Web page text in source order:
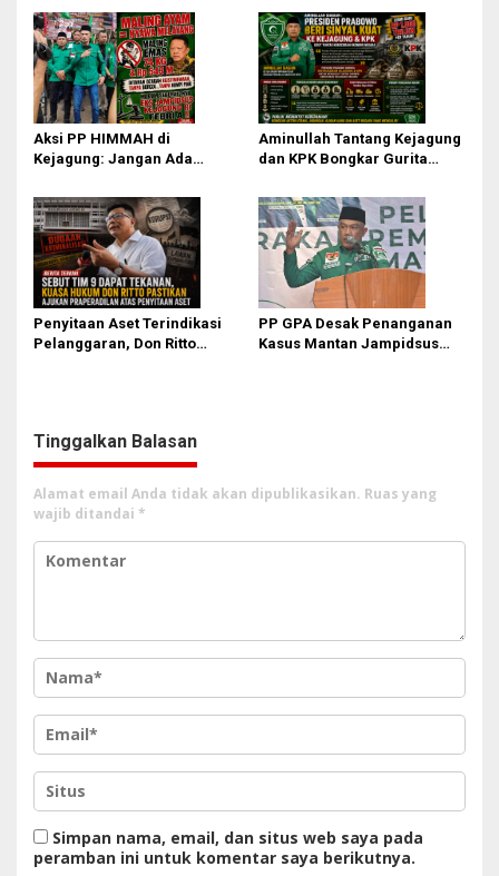
PET
Aksi PP HIMMAH di
Kejagung: Jangan Ada
Kasus Febrie Adriansyah
Aminullah Tantang Kejagung
dan KPK Bongkar Gurita
Aktor Intelektual dan
Jaringannya!
Penyitaan Aset Terindikasi
Pelanggaran, Don Ritto
PP GPA Desak Penanganan
Kasus Mantan Jampidsus
Tinggalkan Balasan
Alamat email Anda tidak akan dipublikasikan. Ruas yang
wajib ditandai *
Simpan nama, email, dan situs web saya pada
peramban ini untuk komentar saya berikutnya.